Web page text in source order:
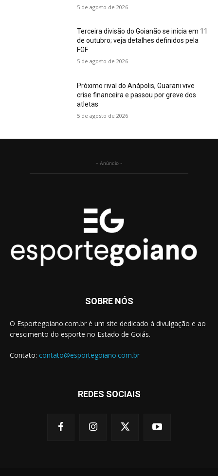
5 de agosto de 2026
Terceira divisão do Goianão se inicia em 11
de outubro; veja detalhes definidos pela
FGF
5 de agosto de 2026
Próximo rival do Anápolis, Guarani vive
crise financeira e passou por greve dos
atletas
5 de agosto de 2026
- Anúncio -
SOBRE NÓS
O Esportegoiano.com.br é um site dedicado à divulgação e ao
crescimento do esporte no Estado de Goiás.
Contato: contato@esportegoiano.com.br
REDES SOCIAIS